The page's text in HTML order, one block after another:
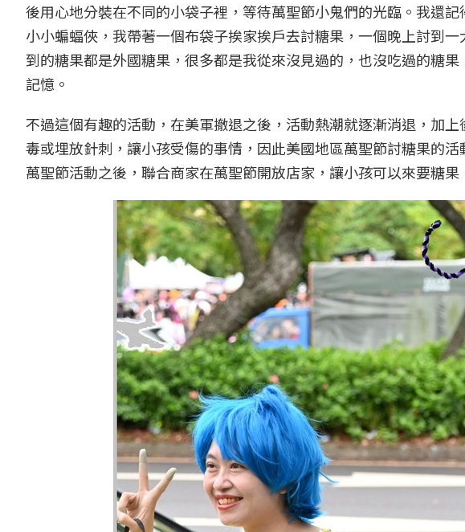
後用心地分裝在不同的小袋子裡，等待萬聖節小鬼們的光臨。我還
小小蝙蝠俠，我帶著一個布袋子挨家挨戶去討糖果，一個晚上討到
到的糖果都是外國糖果，很多都是我從來沒見過的，也沒吃過的糖
記憶。
不過這個有趣的活動，在美軍撤退之後，活動熱潮就逐漸消退，加
毒或埋放針刺，讓小孩受傷的事情，因此美國地區萬聖節討糖果的
萬聖節活動之後，聯合商家在萬聖節開放店家，讓小孩可以來要糖